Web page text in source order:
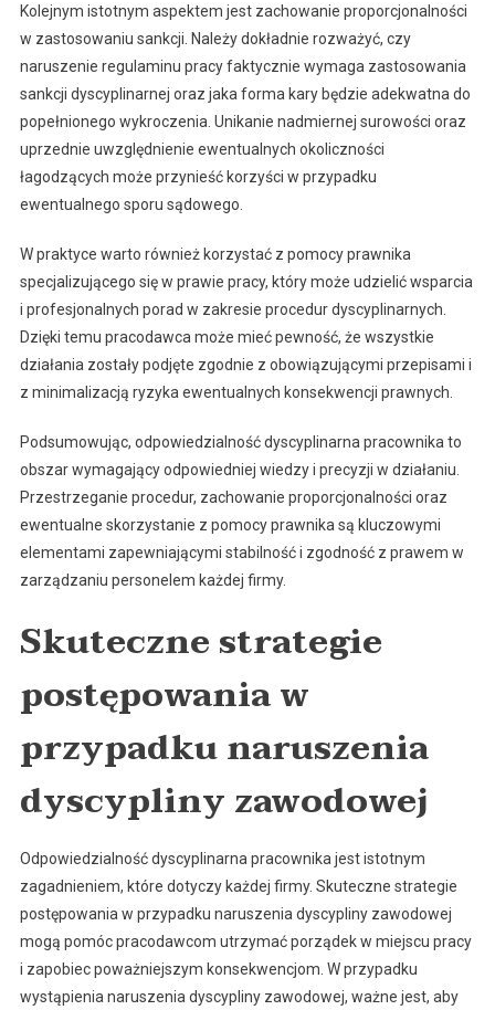
Kolejnym istotnym aspektem jest zachowanie proporcjonalności
w zastosowaniu sankcji. Należy dokładnie rozważyć, czy
naruszenie regulaminu pracy faktycznie wymaga zastosowania
sankcji dyscyplinarnej oraz jaka forma kary będzie adekwatna do
popełnionego wykroczenia. Unikanie nadmiernej surowości oraz
uprzednie uwzględnienie ewentualnych okoliczności
łagodzących może przynieść korzyści w przypadku
ewentualnego sporu sądowego.
W praktyce warto również korzystać z pomocy prawnika
specjalizującego się w prawie pracy, który może udzielić wsparcia
i profesjonalnych porad w zakresie procedur dyscyplinarnych.
Dzięki temu pracodawca może mieć pewność, że wszystkie
działania zostały podjęte zgodnie z obowiązującymi przepisami i
z minimalizacją ryzyka ewentualnych konsekwencji prawnych.
Podsumowując, odpowiedzialność dyscyplinarna pracownika to
obszar wymagający odpowiedniej wiedzy i precyzji w działaniu.
Przestrzeganie procedur, zachowanie proporcjonalności oraz
ewentualne skorzystanie z pomocy prawnika są kluczowymi
elementami zapewniającymi stabilność i zgodność z prawem w
zarządzaniu personelem każdej firmy.
Skuteczne strategie
postępowania w
przypadku naruszenia
dyscypliny zawodowej
Odpowiedzialność dyscyplinarna pracownika jest istotnym
zagadnieniem, które dotyczy każdej firmy. Skuteczne strategie
postępowania w przypadku naruszenia dyscypliny zawodowej
mogą pomóc pracodawcom utrzymać porządek w miejscu pracy
i zapobiec poważniejszym konsekwencjom. W przypadku
wystąpienia naruszenia dyscypliny zawodowej, ważne jest, aby